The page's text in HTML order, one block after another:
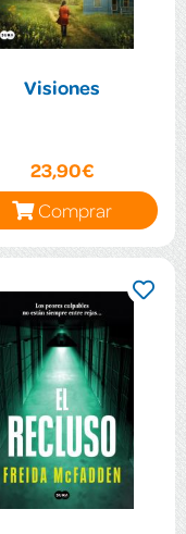
Visiones
23,90€
Comprar